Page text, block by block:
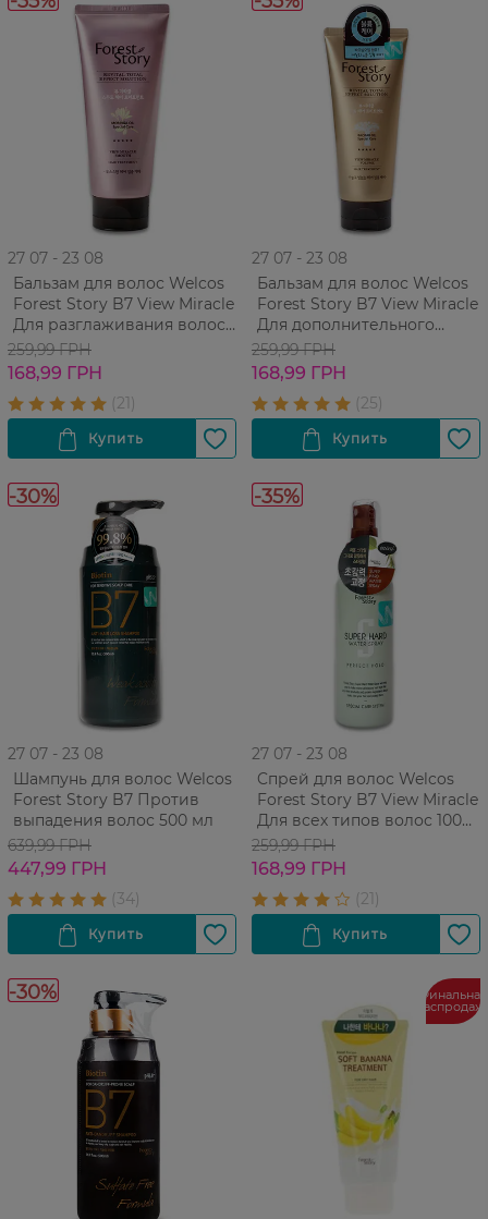
27 07 - 23 08
Бальзам для волос Welcos
Forest Story B7 View Miracle
Для разглаживания волос
200 мл
259,99 ГРН
168,99 ГРН
27 07 - 23 08
Бальзам для волос Welcos
Forest Story B7 View Miracle
Для дополнительного
объема 200 мл
259,99 ГРН
168,99 ГРН
-30%
27 07 - 23 08
Шампунь для волос Welcos
Forest Story B7 Против
выпадения волос 500 мл
639,99 ГРН
447,99 ГРН
-35%
27 07 - 23 08
Cпрей для волос Welcos
Forest Story B7 View Miracle
Для всех типов волос 100
мл
259,99 ГРН
168,99 ГРН
-30% Финальная